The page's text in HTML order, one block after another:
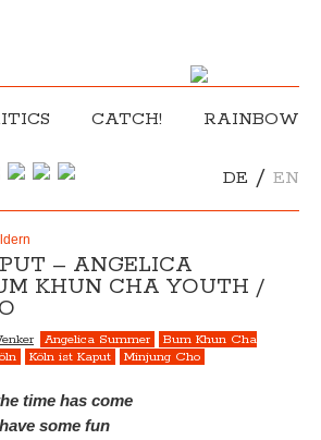
CATCH! RAINBOW
DE / EN
– ANGELICA
KHUN CHA YOUTH /
Angelica Summer
Bum Khun Cha
Köln ist Kaput Minjung Cho
time has come
some fun